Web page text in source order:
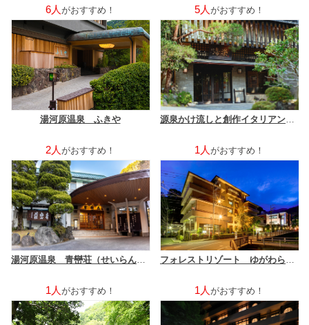
6人 がおすすめ！
湯河原温泉 ふきや
5人 がおすすめ！
2人 がおすすめ！ 1人 がおすすめ！
1人 がおすすめ！ 1人 がおすすめ！